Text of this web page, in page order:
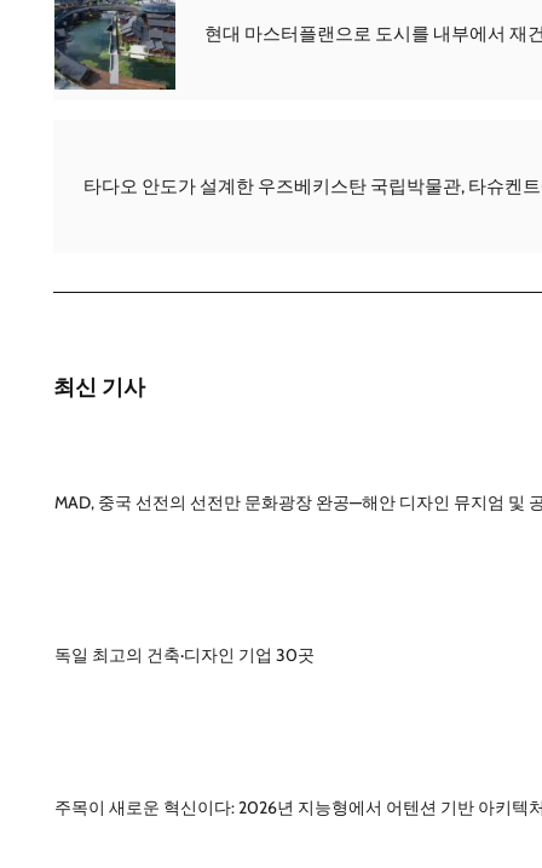
현대 마스터플랜으로 도시를 내부에서 재
타다오 안도가 설계한 우즈베키스탄 국립박물관, 타슈켄
최신 기사
MAD, 중국 선전의 선전만 문화광장 완공—해안 디자인 뮤지엄 및
독일 최고의 건축·디자인 기업 30곳
주목이 새로운 혁신이다: 2026년 지능형에서 어텐션 기반 아키텍